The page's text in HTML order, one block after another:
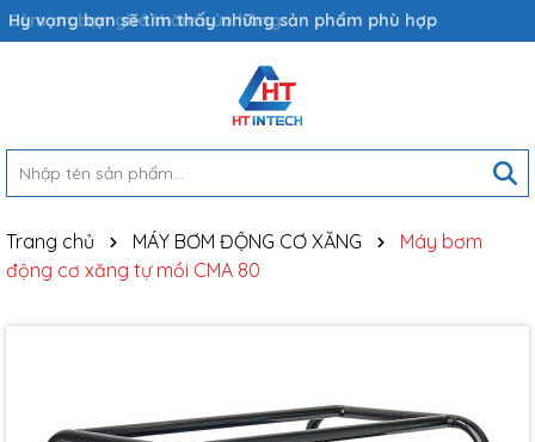
Hy vọng bạn sẽ tìm thấy những sản phẩm phù hợp
Trang chủ MÁY BƠM ĐỘNG CƠ XĂNG
Máy bơm
động cơ xăng tự mồi CMA 80